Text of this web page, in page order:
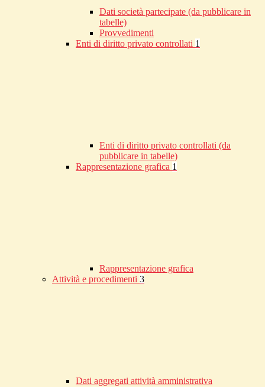
Dati società partecipate (da pubblicare in
tabelle)
Provvedimenti
Enti di diritto privato controllati 1
Enti di diritto privato controllati (da
pubblicare in tabelle)
Rappresentazione grafica 1
Rappresentazione grafica
Attività e procedimenti 3
Dati aggregati attività amministrativa